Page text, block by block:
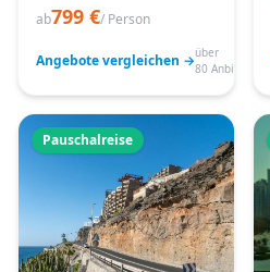
ab799 €/ Person
Angebote vergleichen →über
80 Anbieter
Pauschalreise